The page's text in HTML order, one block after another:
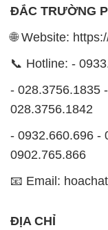
ĐẮC TRƯỜNG
🌐 Website:
📞 Hotline: -
- 028.3756.1835
028.3756.1842
- 0932.660.696 -
0902.765.866
📧 Email:
ĐỊA CHỈ